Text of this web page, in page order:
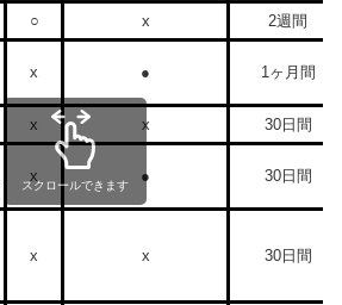
○ x 2週間
x ● 1ヶ月間
x x 30日間
x ● 30日間
x x 30日間
スクロールできます